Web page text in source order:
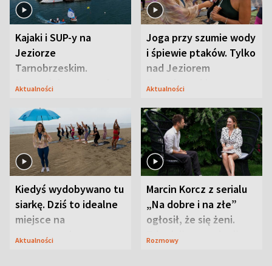
Kajaki i SUP-y na
Jeziorze
Tarnobrzeskim.
Przyrodnicy zwracają
Aktualności
Joga przy szumie wody
i śpiewie ptaków. Tylko
nad Jeziorem
Tarnobrzeskim
Aktualności
Kiedyś wydobywano tu
siarkę. Dziś to idealne
miejsce na
wypoczynek
Aktualności
Marcin Korcz z serialu
„Na dobre i na złe”
ogłosił, że się żeni.
Zdradził, co zmienił
Rozmowy